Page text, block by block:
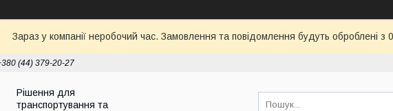
Зараз у компанії неробочий час. Замовлення та повідомлення будуть оброблені
(44) 379-20-27
Рішення для
транспортування та